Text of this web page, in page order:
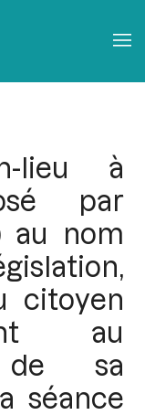
lieu à
par
au nom
citoyen
au
de sa
séance